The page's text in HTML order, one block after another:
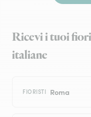
Ricevi i tuoi
italiane
FIORISTI Roma